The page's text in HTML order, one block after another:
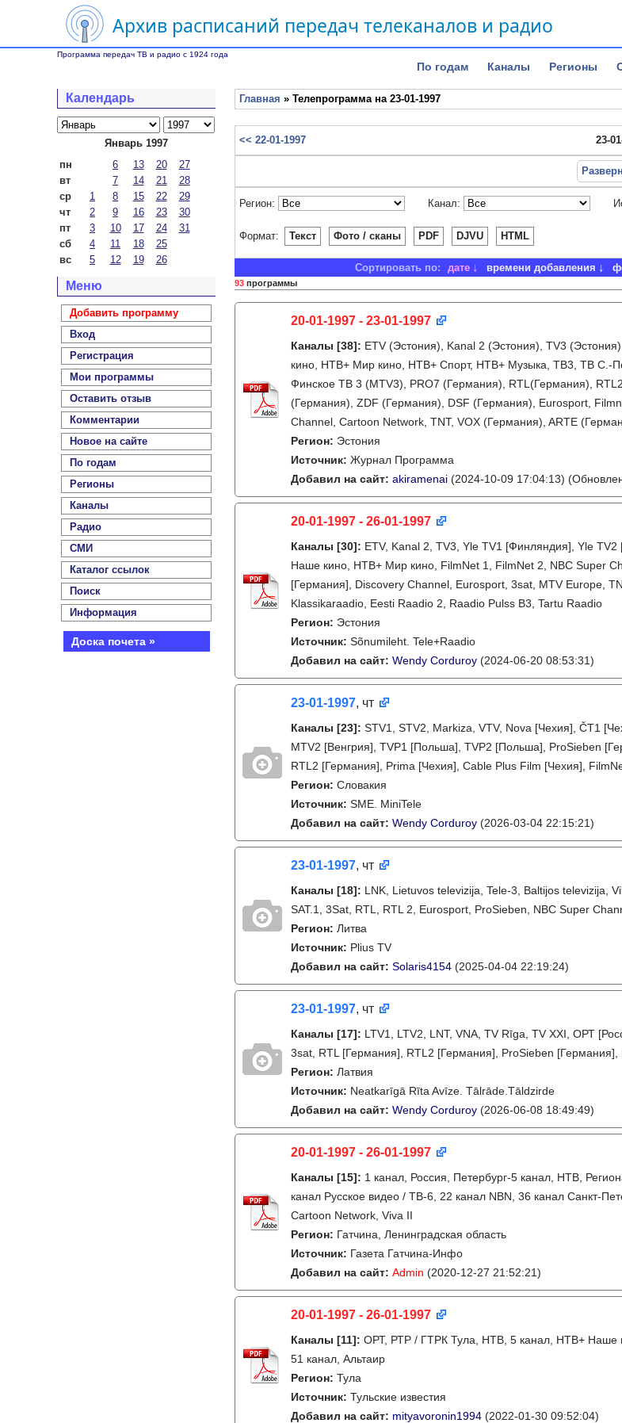
Архив расписаний передач телеканалов и радио
Программа передач ТВ и радио с 1924 года
По годам Каналы Регионы
Календарь
Январь 1997
пн
6 13 20
27
вт
7 14 21
28
ср
1 8 15 22
29
чт
2 9 16 23
30
пт
3 10 17 24
31
сб
4 11 18
25
вс
5 12 19 26
Меню
Добавить программу
Вход
Регистрация
Мои программы
Оставить отзыв
Комментарии
Новое на сайте
По годам
Регионы
Каналы
Радио
СМИ
Каталог ссылок
Поиск
Информация
Доска почета »
Главная » Телепрограмма на 23-01-1997
<< 22-01-1997 23-
Регион: Канал:
Формат: Текст Фото / сканы PDF DJVU HTML
Сортировать по: дате времени добавления
93 программы
20-01-1997 - 23-01-1997
Каналы [38]: ETV (Эстония), Kanal 2 (Эстония), TV3
кино, НТВ+ Мир кино, НТВ+ Спорт, НТВ+ Музыка, ТВ3, ТВ С.-
Финское ТВ 3 (MTV3), PRO7 (Германия), RTL(Германия),
(Германия), ZDF (Германия), DSF (Германия), Eurosport,
Channel, Cartoon Network, TNT, VOX (Германия), ARTE
Регион: Эстония
Источник: Журнал Программа
Добавил на сайт: akiramenai (2024-10-09 17:04:13)
20-01-1997 - 26-01-1997
Каналы [30]: ETV, Kanal 2, TV3, Yle TV1 [Финляндия], Yle
Наше кино, НТВ+ Мир кино, FilmNet 1, FilmNet 2, NBC Super
[Германия], Discovery Channel, Eurosport, 3sat, MTV Europe,
Klassikaraadio, Eesti Raadio 2, Raadio Pulss B3, Tartu Raadio
Регион: Эстония
Источник: Sõnumileht. Tele+Raadio
Добавил на сайт: Wendy Corduroy (2024-06-20 08:53:31)
23-01-1997, чт
Каналы [23]: STV1, STV2, Markiza, VTV, Nova [Чехия], ČT1
MTV2 [Венгрия], TVP1 [Польша], TVP2 [Польша], ProSieben
RTL2 [Германия], Prima [Чехия], Cable Plus Film [Чехия],
Регион: Словакия
Источник: SME. MiniTele
Добавил на сайт: Wendy Corduroy (2026-03-04 22:15:21)
23-01-1997, чт
Каналы [18]: LNK, Lietuvos televizija, Tele-3, Baltijos televizija,
SAT.1, 3Sat, RTL, RTL 2, Eurosport, ProSieben, NBC Super
Регион: Литва
Источник: Plius TV
Добавил на сайт: Solaris4154 (2025-04-04 22:19:24)
23-01-1997, чт
Каналы [17]: LTV1, LTV2, LNT, VNA, TV Rīga, TV XXI, ОРТ
3sat, RTL [Германия], RTL2 [Германия], ProSieben
Регион: Латвия
Источник: Neatkarīgā Rīta Avīze. Tālrāde.Tāldzirde
Добавил на сайт: Wendy Corduroy (2026-06-08 18:49:49)
20-01-1997 - 26-01-1997
Каналы [15]: 1 канал, Россия, Петербург-5 канал, НТВ,
канал Русское видео / ТВ-6, 22 канал NBN, 36 канал Санкт-
Cartoon Network, Viva II
Регион: Гатчина, Ленинградская область
Источник: Газета Гатчина-Инфо
Добавил на сайт: Admin (2020-12-27 21:52:21)
20-01-1997 - 26-01-1997
Каналы [11]: ОРТ, РТР / ГТРК Тула, НТВ, 5 канал, НТВ+
51 канал, Альтаир
Регион: Тула
Источник: Тульские известия
Добавил на сайт: mityavoronin1994 (2022-01-30 09:52:04)